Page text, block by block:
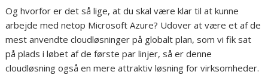
Og hvorfor er det så lige, at du skal være klar til at kunne
arbejde med netop Microsoft Azure? Udover at være et af de
mest anvendte cloudløsninger på globalt plan, som vi fik sat
på plads i løbet af de første par linjer, så er denne
cloudløsning også en mere attraktiv løsning for virksomheder.